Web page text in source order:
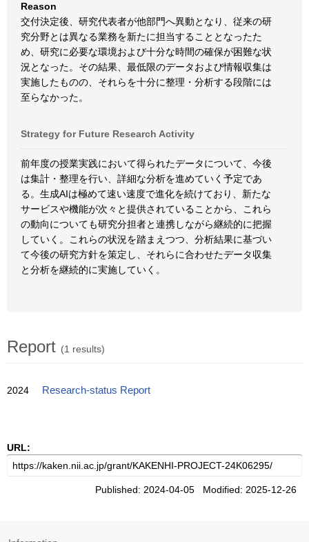
Reason
交付決定後、研究代表者が他部門へ異動となり、従来の研
究分野とは異なる業務を新たに担当することとなったた
め、研究に必要な環境および十分な時間の確保が困難な状
況となった。その結果、最低限のデータおよび情報収集は
実施したものの、それらを十分に整理・分析する段階には
至らなかった。
Strategy for Future Research Activity
前年度の授業実践において得られたデータについて、今後
は集計・整理を行い、詳細な分析を進めていく予定であ
る。生成AIは極めて速い速度で進化を続けており、新たな
サービスや機能が次々と提供されていることから、これら
の動向についても研究分担者と連携しながら継続的に把握
していく。これらの状況を踏まえつつ、分析結果に基づい
て今後の研究方針を策定し、それらに合わせたデータ収集
と分析を継続的に実施していく。
Report (1 results)
2024 Research-status Report
URL:
Published: 2024-04-05 Modified: 2025-12-26